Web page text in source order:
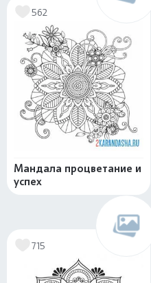
562
Мандала процветание и
успех
715